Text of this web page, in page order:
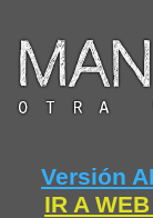
Versión
IR A